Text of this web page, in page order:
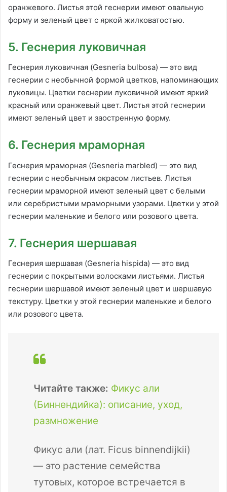
оранжевого. Листья этой геснерии имеют овальную
форму и зеленый цвет с яркой жилковатостью.
5. Геснерия луковичная
Геснерия луковичная (Gesneria bulbosa) — это вид
геснерии с необычной формой цветков, напоминающих
луковицы. Цветки геснерии луковичной имеют яркий
красный или оранжевый цвет. Листья этой геснерии
имеют зеленый цвет и заостренную форму.
6. Геснерия мраморная
Геснерия мраморная (Gesneria marbled) — это вид
геснерии с необычным окрасом листьев. Листья
геснерии мраморной имеют зеленый цвет с белыми
или серебристыми мраморными узорами. Цветки у этой
геснерии маленькие и белого или розового цвета.
7. Геснерия шершавая
Геснерия шершавая (Gesneria hispida) — это вид
геснерии с покрытыми волосками листьями. Листья
геснерии шершавой имеют зеленый цвет и шершавую
текстуру. Цветки у этой геснерии маленькие и белого
или розового цвета.
Читайте также: Фикус али
(Биннендийка): описание, уход,
размножение
Фикус али (лат. Ficus binnendijkii)
— это растение семейства
тутовых, которое встречается в